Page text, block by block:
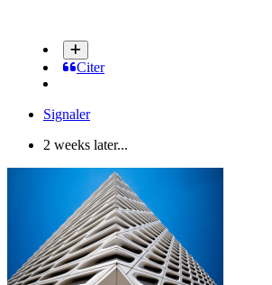
Citer
Signaler
2 weeks later...